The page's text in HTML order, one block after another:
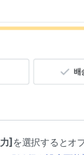
] を選択するとオ